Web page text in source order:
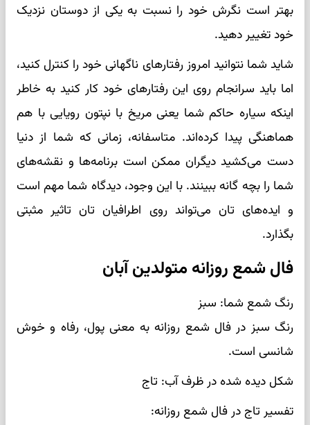
بهتر است نگرش خود را نسبت به یکی از دوستان نزدیک
خود تغییر دهید.
شاید شما نتوانید امروز رفتارهای ناگهانی خود را کنترل کنید،
اما باید سرانجام روی این رفتارهای خود کار کنید به خاطر
اینکه سیاره حاکم شما یعنی مریخ با نپتون رویایی با هم
هماهنگی پیدا کرده‌اند. متاسفانه، زمانی که شما از دنیا
دست می‌کشید دیگران ممکن است برنامه‌ها و نقشه‌های
شما را بچه گانه ببینند. با این وجود، دیدگاه شما مهم است
و ایده‌های تان می‌تواند روی اطرافیان تان تاثیر مثبتی
بگذارد.
فال شمع روزانه متولدین آبان
رنگ شمع شما: سبز
رنگ سبز در فال شمع روزانه به معنی پول، رفاه و خوش
شانسی است.
شکل دیده شده در ظرف آب: تاج
تفسیر تاج در فال شمع روزانه: